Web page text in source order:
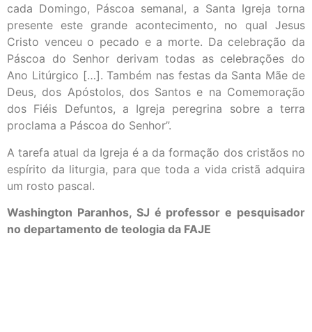
cada Domingo, Páscoa semanal, a Santa Igreja torna
presente este grande acontecimento, no qual Jesus
Cristo venceu o pecado e a morte. Da celebração da
Páscoa do Senhor derivam todas as celebrações do
Ano Litúrgico […]. Também nas festas da Santa Mãe de
Deus, dos Apóstolos, dos Santos e na Comemoração
dos Fiéis Defuntos, a Igreja peregrina sobre a terra
proclama a Páscoa do Senhor”.
A tarefa atual da Igreja é a da formação dos cristãos no
espírito da liturgia, para que toda a vida cristã adquira
um rosto pascal.
Washington Paranhos, SJ é professor e pesquisador
no departamento de teologia da FAJE